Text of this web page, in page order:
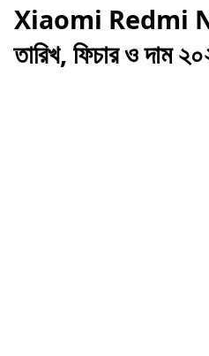
Xiaomi Redmi
তারিখ, ফিচার ও দাম